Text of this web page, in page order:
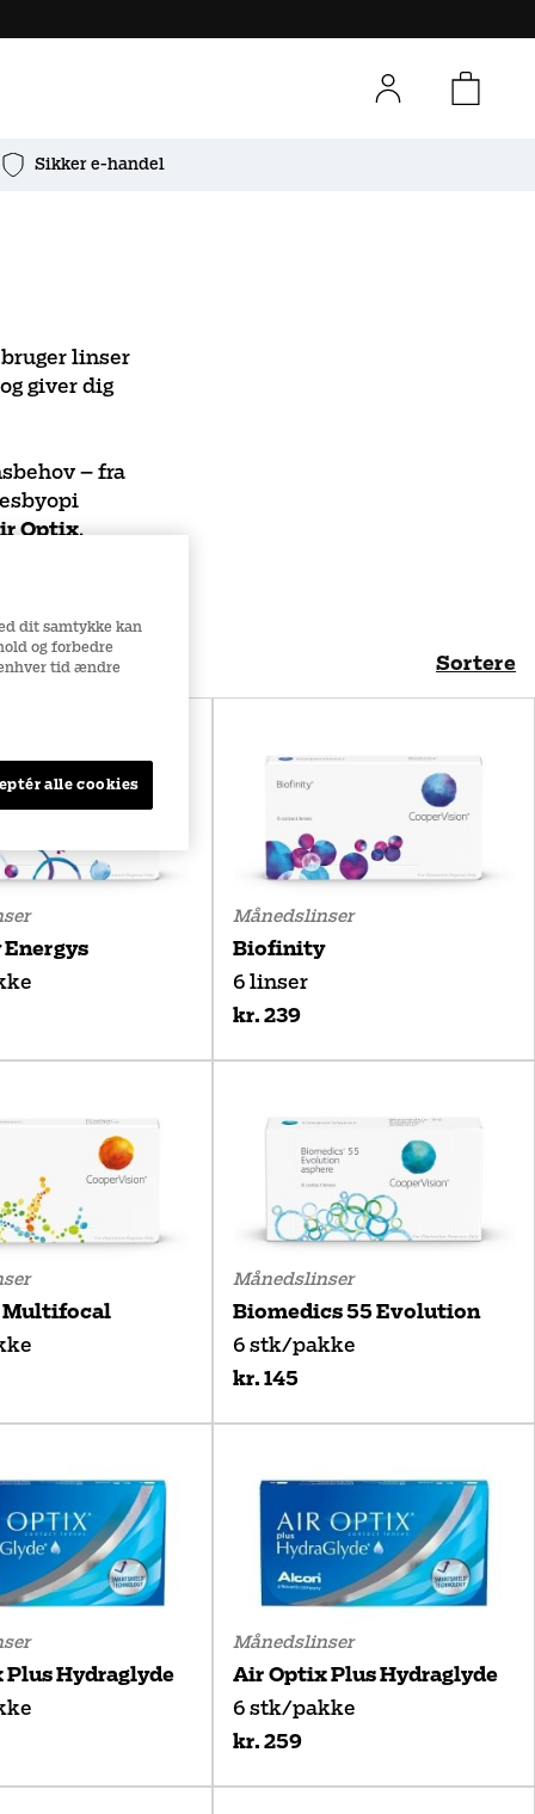
Sikker e-handel
linser
giver dig
– fra
Optix,
Sortere
Navn (Ö-A) Pris (lav til høj)
Pris (høj til lav)
Månedslinser
Biofinity
6 linser
kr. 239
Multifocal
Månedslinser
Biomedics 55 Evolution
6 stk/pakke
kr. 145
Hydraglyde
Månedslinser
Air Optix Plus Hydraglyde
6 stk/pakke
kr. 259
dit samtykke kan
og forbedre
tid ændre
alle cookies